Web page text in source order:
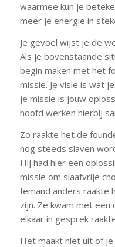
waarmee kun je
meer je energie in
Je gevoel wijst je de
Als je bovenstaande
begin maken met het
missie. Je visie is wat
je missie is jouw
hoofd werken hierbij
Zo raakte het de
nog steeds slaven
Hij had hier een
missie om slaafvrije
Iemand anders raakte
zijn. Ze kwam met
elkaar in gesprek
Het maakt niet uit of